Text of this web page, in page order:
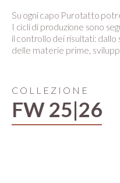
Su ogni capo Purotatto
I cicli di produzione sono
il controllo dei risultati: dallo
delle materie prime,
COLLEZIONE
FW 25|26